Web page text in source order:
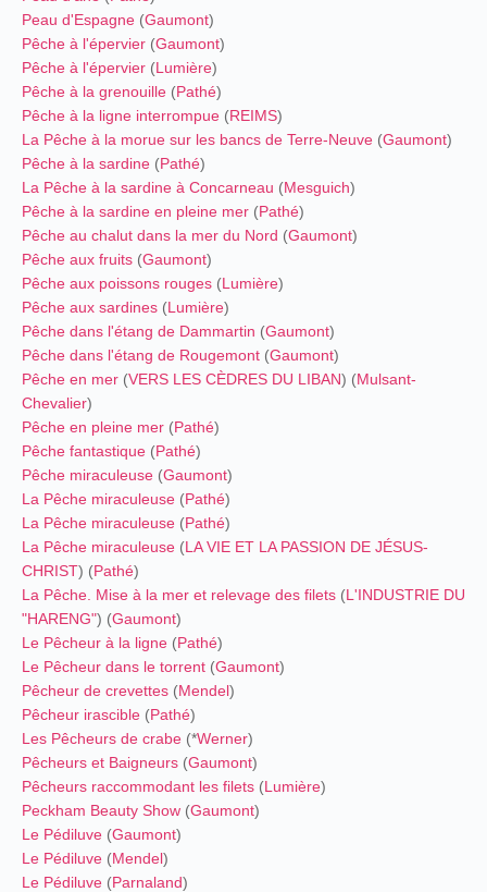
Peau d'Espagne (Gaumont)
Pêche à l'épervier (Gaumont)
Pêche à l'épervier (Lumière)
Pêche à la grenouille (Pathé)
Pêche à la ligne interrompue (REIMS)
La Pêche à la morue sur les bancs de Terre-Neuve (Gaumont)
Pêche à la sardine (Pathé)
La Pêche à la sardine à Concarneau (Mesguich)
Pêche à la sardine en pleine mer (Pathé)
Pêche au chalut dans la mer du Nord (Gaumont)
Pêche aux fruits (Gaumont)
Pêche aux poissons rouges (Lumière)
Pêche aux sardines (Lumière)
Pêche dans l'étang de Dammartin (Gaumont)
Pêche dans l'étang de Rougemont (Gaumont)
Pêche en mer (VERS LES CÈDRES DU LIBAN) (Mulsant-
Chevalier)
Pêche en pleine mer (Pathé)
Pêche fantastique (Pathé)
Pêche miraculeuse (Gaumont)
La Pêche miraculeuse (Pathé)
La Pêche miraculeuse (Pathé)
La Pêche miraculeuse (LA VIE ET LA PASSION DE JÉSUS-
CHRIST) (Pathé)
La Pêche. Mise à la mer et relevage des filets (L'INDUSTRIE DU
"HARENG") (Gaumont)
Le Pêcheur à la ligne (Pathé)
Le Pêcheur dans le torrent (Gaumont)
Pêcheur de crevettes (Mendel)
Pêcheur irascible (Pathé)
Les Pêcheurs de crabe (*Werner)
Pêcheurs et Baigneurs (Gaumont)
Pêcheurs raccommodant les filets (Lumière)
Peckham Beauty Show (Gaumont)
Le Pédiluve (Gaumont)
Le Pédiluve (Mendel)
Le Pédiluve (Parnaland)